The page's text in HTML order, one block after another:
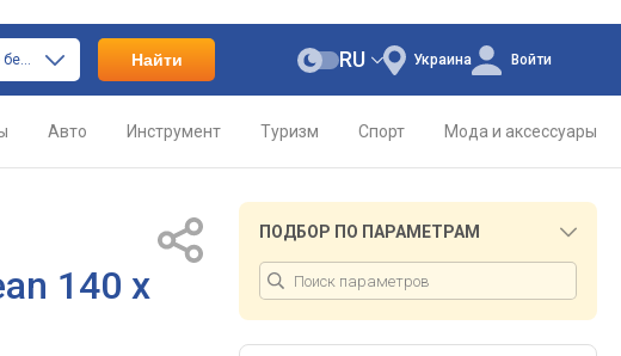
только постельное белье Найти Украина
RU Войти
Авто Инструмент Туризм Спорт Мода и аксессуары
140 х
ПОДБОР ПО ПАРАМЕТРАМ